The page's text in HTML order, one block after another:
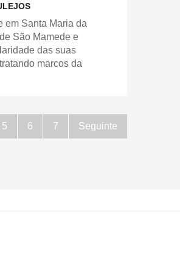
em Santa Maria da
São Mamede e
das suas
marcos da
5 6 7 Seguinte